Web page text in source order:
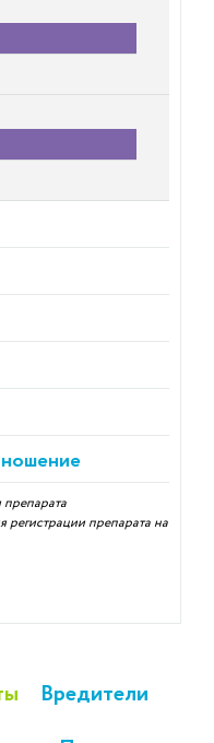
препарата на
Вредители